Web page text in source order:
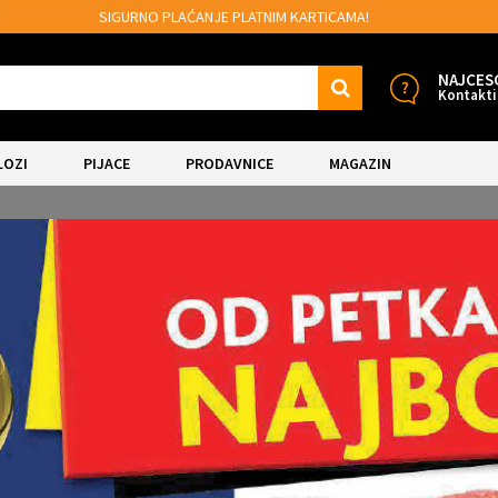
MOGUĆNOST BESPLATNE ISPORUKE!
PIJACE PRODAVNICE MAGAZIN